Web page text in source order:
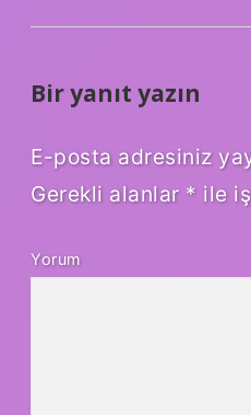
Bir yanıt yazın
E-posta adresiniz
Gerekli alanlar * ile
Yorum